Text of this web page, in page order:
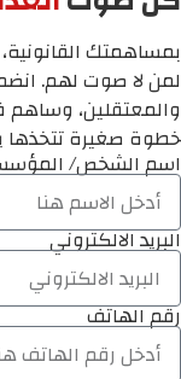
بمساهمتك
لمن لا صوت لهم.
والمعتقلين، وساهم
خطوة صغيرة تتخذها
اسم الشخص/
البريد الالكتروني
رقم الهاتف